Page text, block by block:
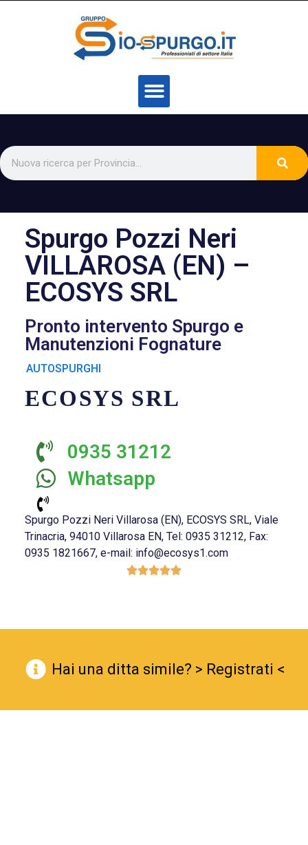
Spurgo Pozzi Neri
VILLAROSA (EN) –
ECOSYS SRL
Pronto intervento Spurgo e
Manutenzioni Fognature
AUTOSPURGHI
ECOSYS SRL
0935 31212
Whatsapp
Spurgo Pozzi Neri Villarosa (EN), ECOSYS SRL, Viale
Trinacria, 94010 Villarosa EN, Tel: 0935 31212, Fax:
0935 1821667, e-mail: info@ecosys1.com

Hai una ditta simile? > Registrati <